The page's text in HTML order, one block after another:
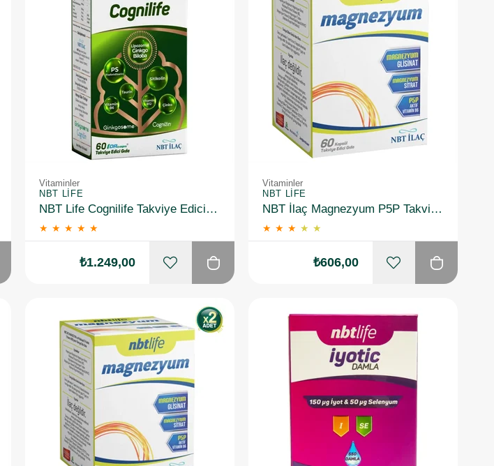
Vitaminler
NBT LIFE
NBT Life Cognilife Takviye Edici Gıda 60 Kapsül
★ ★ ★ ★ ★
₺1.249,00
Vitaminler
NBT LIFE
NBT İlaç Magnezyum P5P Takviye Edici Gıda 60 Kapsül
★ ★ ★ ★ ★
₺606,00